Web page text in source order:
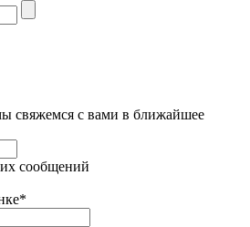
свяжемся с вами в ближайшее
сообщений
*